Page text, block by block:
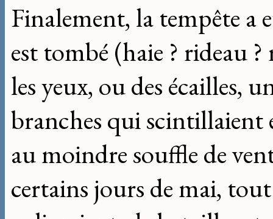
Finalement, la tempête a
est tombé (haie ? rideau
les yeux, ou des écailles,
branches qui scintillaient
au moindre souffle de
certains jours de mai,